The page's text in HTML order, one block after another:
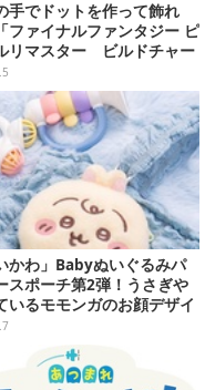
手でドットを作って飾れ
ファイナルファンタジー ピ
リマスター ビルドチャー
クション Vol.3」が予約
かわ」Babyぬいぐるみパ
スポーチ第2弾！うさぎや
いるモモンガのお顔デザイ
が8月下旬プライズ展開